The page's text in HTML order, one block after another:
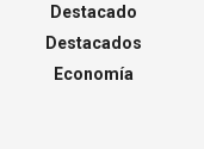
Destacado
Destacados
Economía